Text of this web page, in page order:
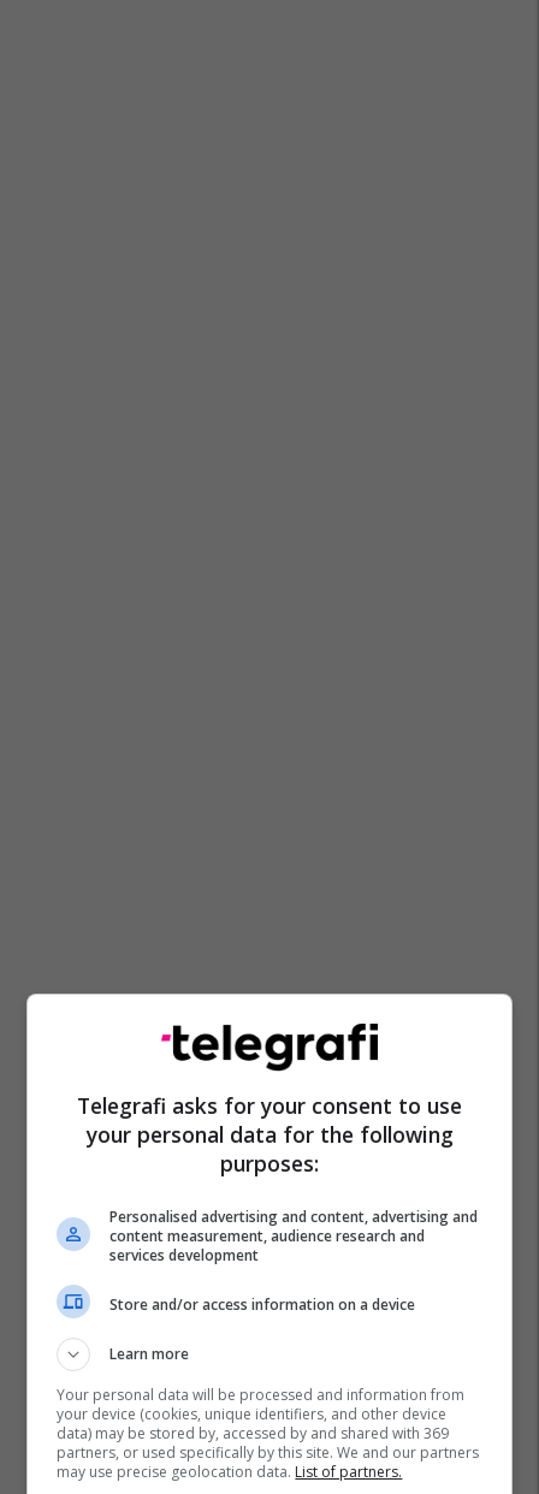
Telegrafi asks for your consent to use
your personal data for the following
purposes:
Personalised advertising and content, advertising and
content measurement, audience research and
services development
Store and/or access information on a device
Learn more
Your personal data will be processed and information from
your device (cookies, unique identifiers, and other device
data) may be stored by, accessed by and shared with 369
partners, or used specifically by this site. We and our partners
may use precise geolocation data. List of partners.